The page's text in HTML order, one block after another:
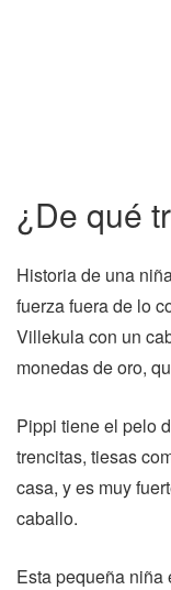
¿De qué
Historia de una
fuerza fuera de lo
Villekula con un
monedas de oro,
Pippi tiene el pelo
trencitas, tiesas
casa, y es muy
caballo.
Esta pequeña niña